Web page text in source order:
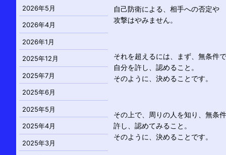
自己防衛による、相手への否定や
攻撃はやみません。
それを超えるには、まず、無条件で
自分を許し、認めること。
そのように、決めることです。
その上で、周りの人を知り、無条
許し、認めてみること。
そのように、決めることです。
2026年5月
2026年4月
2026年1月
2025年12月
2025年7月
2025年6月
2025年5月
2025年4月
2025年3月